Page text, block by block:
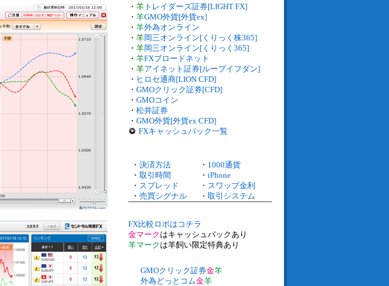
・ 羊 トレイダーズ証券[LIGHT FX]
・ 羊GMO外貨[外貨ex]
・ 羊外為オンライン
・ 羊岡三オンライン[くりっく株365]
・ 羊岡三オンライン[くりっく365]
・ 羊FXブロードネット
・ 羊アイネット証券[ループイフダン]
・ ヒロセ通商[LION CFD]
・ GMOクリック証券[CFD]
・ GMOコイン
・ 松井証券
・ GMO外貨[外貨ex CFD]
FXキャッシュバック一覧
・ 決済方法 ・ 1000通貨
・ 取引時間 ・ iPhone
・ スプレッド ・ スワップ金利
・ 売買シグナル ・ 取引システム
FX比較ロボはコチラ
金マーク はキャッシュバックあり
羊マーク は羊飼い限定特典あり
GMOクリック証券金羊
外為どっとコム金羊